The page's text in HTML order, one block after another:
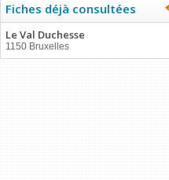
Fiches déjà consultées
Le Val Duchesse
1150 Bruxelles